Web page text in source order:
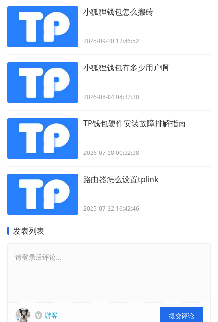
小狐狸钱包怎么搬砖
2025-09-10 12:46:52
小狐狸钱包有多少用户啊
2026-08-04 04:32:30
TP钱包硬件安装故障排解指南
2026-07-28 00:32:38
路由器怎么设置tplink
2025-07-22 16:42:46
发表列表
请登录后评论...
游客 提交评论